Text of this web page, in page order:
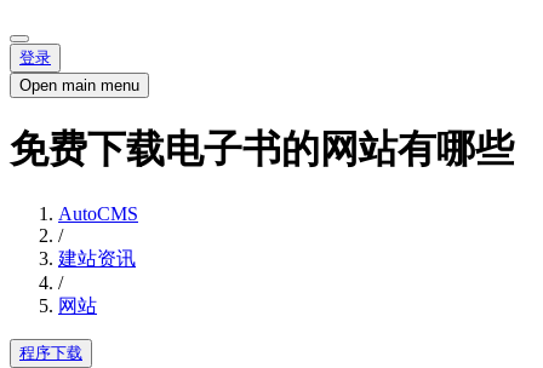
登录
Open main menu
免费下载电子书的网站有哪些
AutoCMS
/
建站资讯
/
网站
程序下载